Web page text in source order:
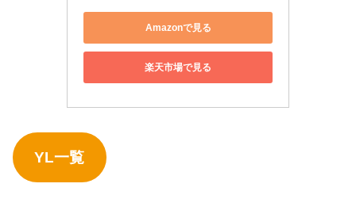
Amazonで見る
楽天市場で見る
YL一覧